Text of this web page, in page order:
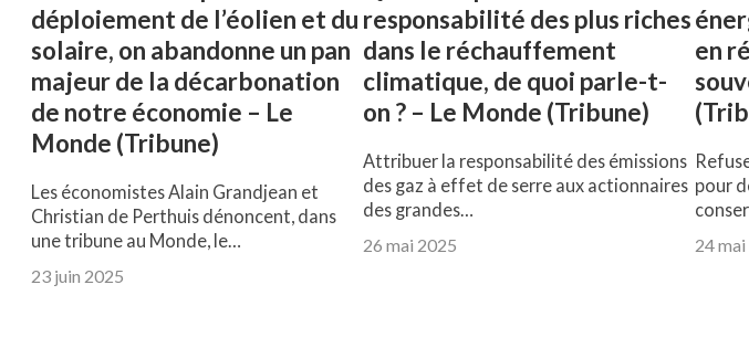
déploiement de l’éolien et du
solaire, on abandonne un pan
majeur de la décarbonation
de notre économie – Le
Monde (Tribune)
Les économistes Alain Grandjean et
Christian de Perthuis dénoncent, dans
une tribune au Monde, le…
23 juin 2025
responsabilité des plus riches
dans le réchauffement
climatique, de quoi parle-t-
on ? – Le Monde (Tribune)
Attribuer la responsabilité des émissions
des gaz à effet de serre aux actionnaires
des grandes…
26 mai 2025
en
pour
24